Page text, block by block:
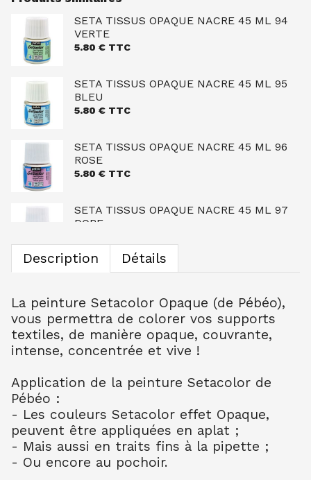
SETA TISSUS OPAQUE NACRE 45 ML 94
VERTE
5.80 € TTC
SETA TISSUS OPAQUE NACRE 45 ML 95
BLEU
5.80 € TTC
SETA TISSUS OPAQUE NACRE 45 ML 96
ROSE
5.80 € TTC
SETA TISSUS OPAQUE NACRE 45 ML 97
DORE
SETA TISSUS OPAQUE 45 ML 10 BLANC
SETA TISSUS OPAQUE 45 ML 11 BLEU DE
COBALT
SETA TISSUS OPAQUE 45 ML 13 BOUTON
5.95€ TTC
SETA TISSUS OPAQUE 45 ML 17 JAUNE
CITRON
5.95 € TTC
Description Détails
La peinture Setacolor Opaque (de Pébéo),
vous permettra de colorer vos supports
textiles, de manière opaque, couvrante,
intense, concentrée et vive !
Application de la peinture Setacolor de
Pébéo :
- Les couleurs Setacolor effet Opaque,
peuvent être appliquées en aplat ;
- Mais aussi en traits fins à la pipette ;
- Ou encore au pochoir.